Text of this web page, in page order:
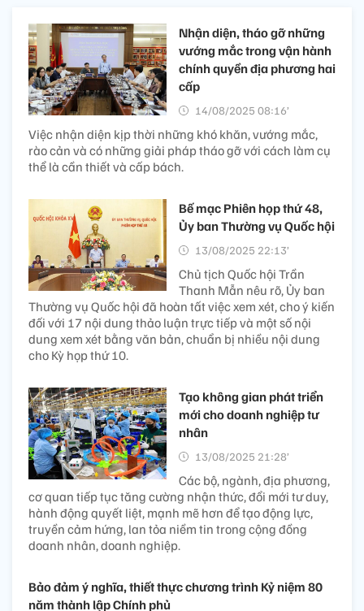
Nhận diện, tháo gỡ những
vướng mắc trong vận hành
chính quyền địa phương hai
cấp
14/08/2025 08:16’
Việc nhận diện kịp thời những khó khăn, vướng mắc,
rào cản và có những giải pháp tháo gỡ với cách làm cụ
thể là cần thiết và cấp bách.
Bế mạc Phiên họp thứ 48,
Ủy ban Thường vụ Quốc hội
13/08/2025 22:13’
Chủ tịch Quốc hội Trần
Thanh Mẫn nêu rõ, Ủy ban
Thường vụ Quốc hội đã hoàn tất việc xem xét, cho ý kiến
đối với 17 nội dung thảo luận trực tiếp và một số nội
dung xem xét bằng văn bản, chuẩn bị nhiều nội dung
cho Kỳ họp thứ 10.
Tạo không gian phát triển
mới cho doanh nghiệp tư
nhân
13/08/2025 21:28’
Các bộ, ngành, địa phương,
cơ quan tiếp tục tăng cường nhận thức, đổi mới tư duy,
hành động quyết liệt, mạnh mẽ hơn để tạo động lực,
truyền cảm hứng, lan tỏa niềm tin trong cộng đồng
doanh nhân, doanh nghiệp.
Bảo đảm ý nghĩa, thiết thực chương trình Kỷ niệm 80
năm thành lập Chính phủ